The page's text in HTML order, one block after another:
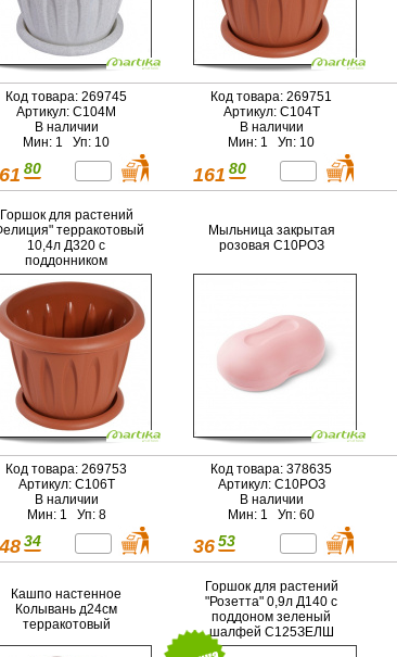
Код товара: 269745
Артикул: С104М
В наличии
Мин: 1 Уп: 10
80
Код товара: 269751
Артикул: С104Т
В наличии
Мин: 1 Уп: 10
161 80
Горшок для растений
терракотовый
10,4л Д320 с
поддонником
Код товара: 269753
Артикул: С106Т
В наличии
Мин: 1 Уп: 8
34
Мыльница закрытая
розовая С10РОЗ
Код товара: 378635
Артикул: С10РОЗ
В наличии
Мин: 1 Уп: 60
36 53
Кашпо настенное
Колывань д24см
терракотовый
Горшок для растений
"Розетта" 0,9л Д140 с
поддоном зеленый
шалфей С125ЗЕЛШ